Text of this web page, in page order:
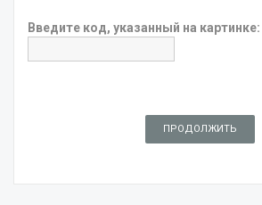
Введите код, указанный на картинке:
ПРОДОЛЖИТЬ